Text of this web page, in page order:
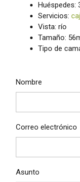
Huéspedes:
Servicios:
Vista: río
Tamaño:
Tipo de
Nombre
Correo electrónico
Asunto